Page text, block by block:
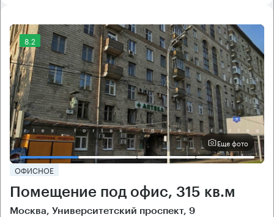
8.2
Еще фото
ОФИСНОЕ
Помещение под офис, 315 кв.м
Москва, Университетский проспект, 9